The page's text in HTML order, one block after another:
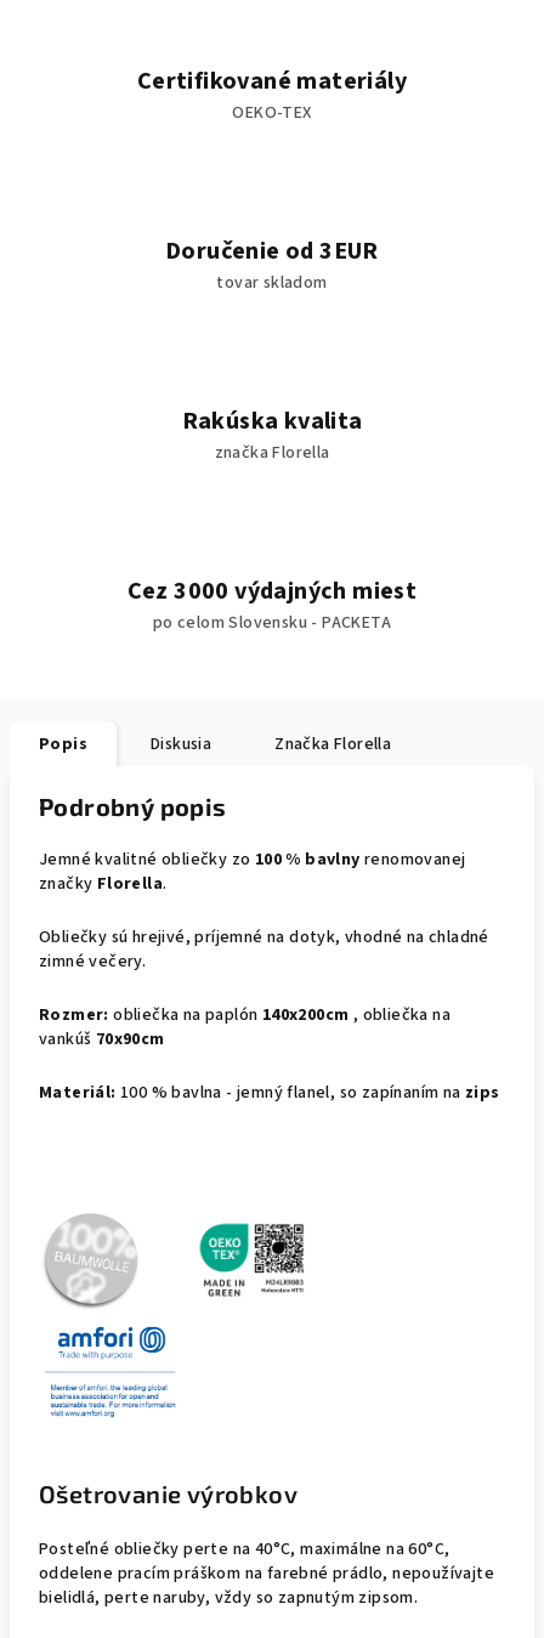
Certifikované materiály
OEKO-TEX
Doručenie od 3EUR
tovar skladom
Rakúska kvalita
značka Florella
Cez 3000 výdajných miest
po celom Slovensku - PACKETA
Popis Diskusia Značka Florella
Podrobný popis
Jemné kvalitné obliečky zo 100 % bavlny renomovanej
značky Florella.
Obliečky sú hrejivé, príjemné na dotyk, vhodné na chladné
zimné večery.
Rozmer: obliečka na paplón 140x200cm , obliečka na
vankúš 70x90cm
Materiál: 100 % bavlna - jemný flanel, so zapínaním na zips
Ošetrovanie výrobkov
Posteľné obliečky perte na 40°C, maximálne na 60°C,
oddelene pracím práškom na farebné prádlo, nepoužívajte
bielidlá, perte naruby, vždy so zapnutým zipsom.